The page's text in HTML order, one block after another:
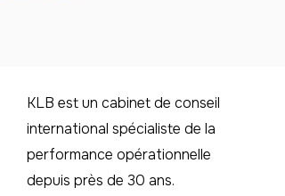
KLB est un cabinet de conseil
international spécialiste de la
performance opérationnelle
depuis près de 30 ans.